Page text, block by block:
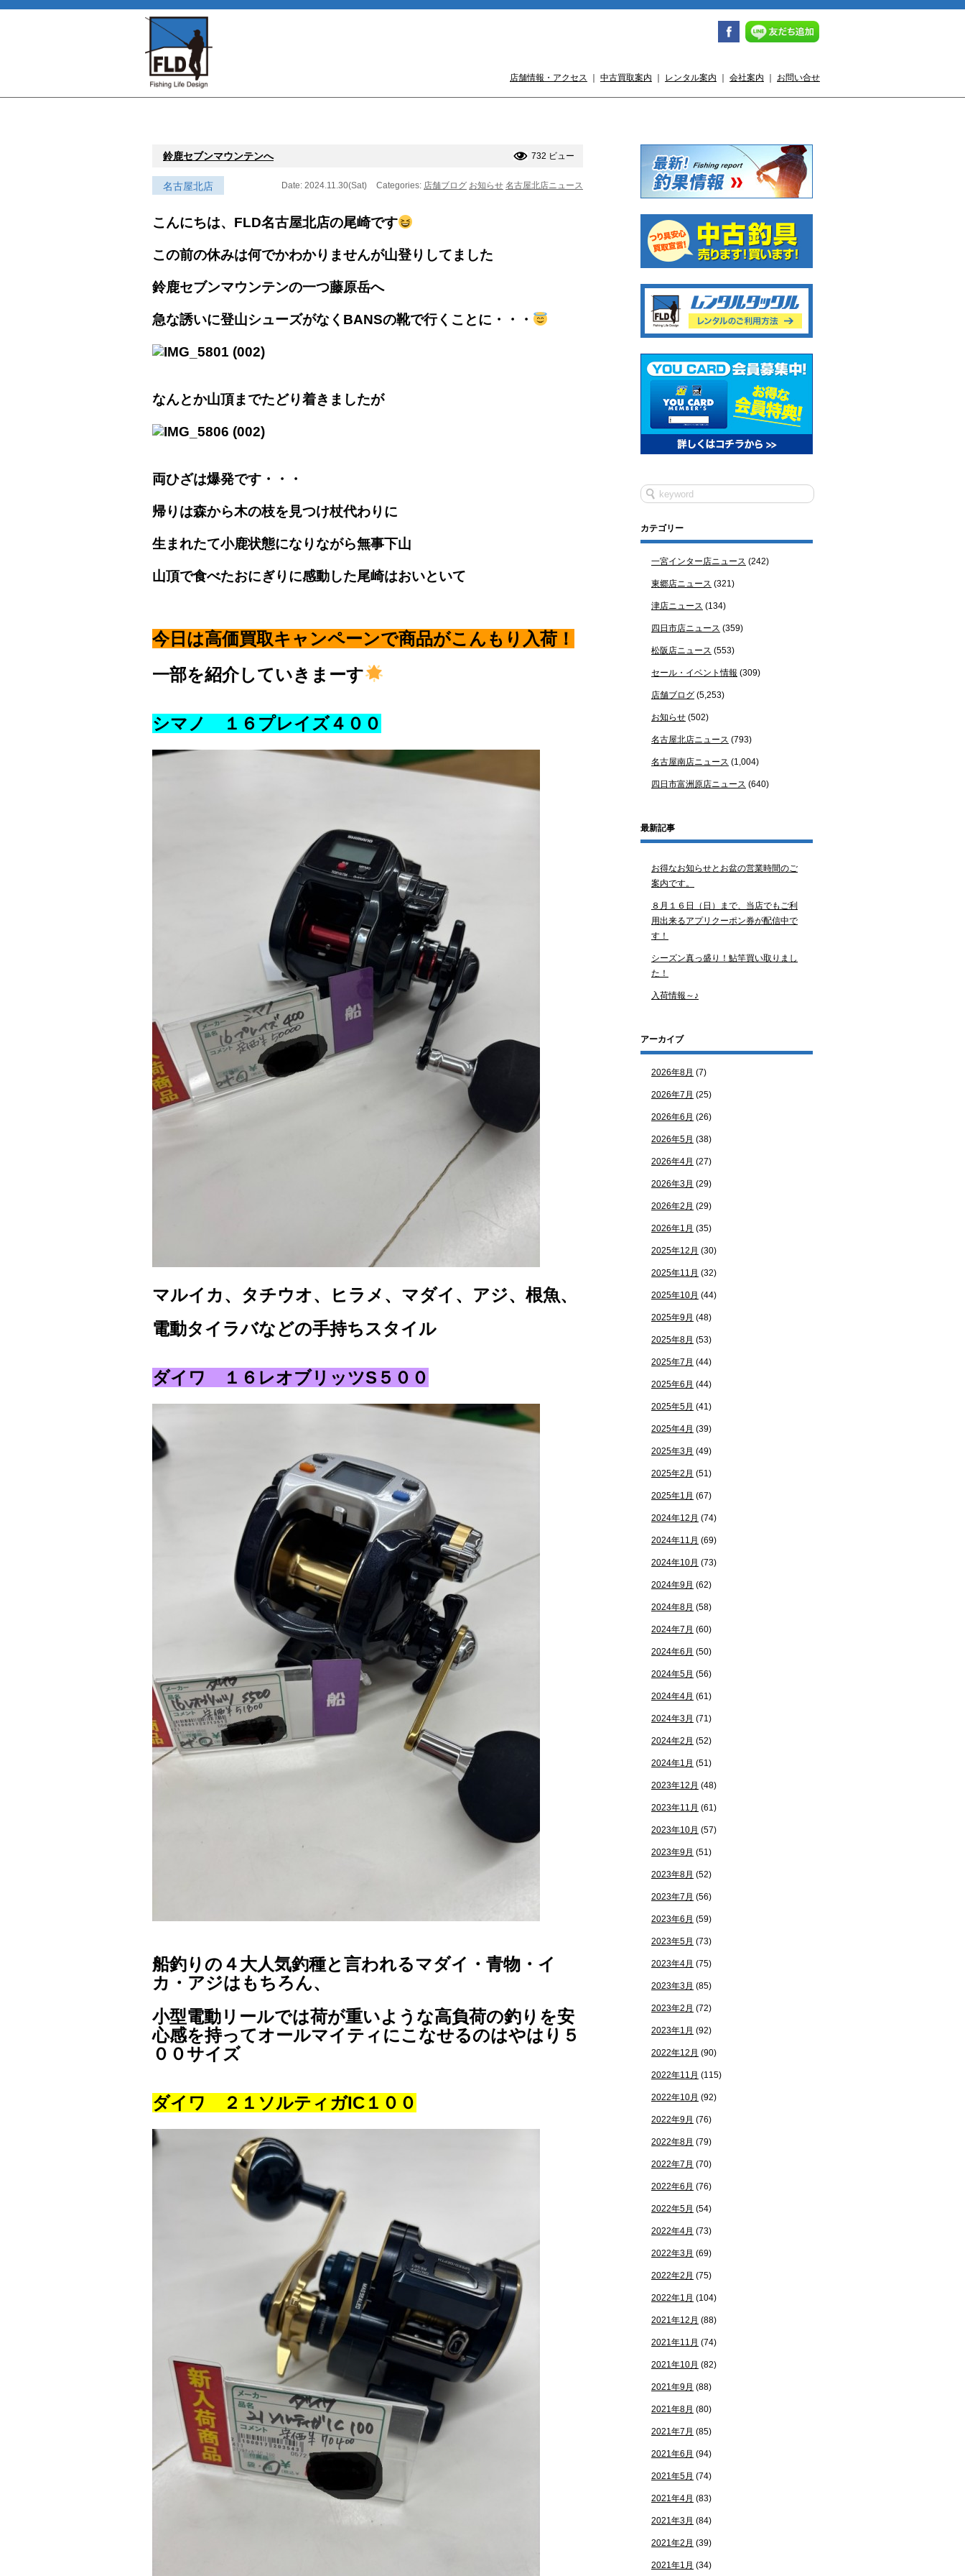
店舗情報・アクセス 中古買取案内 レンタル案内 会社案内 お問い合せ
鈴鹿セブンマウンテンへ 732 ビュー
名古屋北店 Date: 2024.11.30(Sat) Categories: 店舗ブログ お知らせ 名古屋北店ニュース
こんにちは、FLD名古屋北店の尾崎です
この前の休みは何でかわかりませんが山登りしてました
鈴鹿セブンマウンテンの一つ藤原岳へ
急な誘いに登山シューズがなくBANSの靴で行くことに・・・
なんとか山頂までたどり着きましたが
両ひざは爆発です・・・
帰りは森から木の枝を見つけ杖代わりに
生まれたて小鹿状態になりながら無事下山
山頂で食べたおにぎりに感動した尾崎はおいといて
今日は高価買取キャンペーンで商品がこんもり入荷！
一部を紹介していきまーす
シマノ １６プレイズ４００
マルイカ、タチウオ、ヒラメ、マダイ、アジ、根魚、
電動タイラバなどの手持ちスタイル
ダイワ １６レオブリッツS５００
船釣りの４大人気釣種と言われるマダイ・青物・イ
カ・アジはもちろん、
小型電動リールでは荷が重いような高負荷の釣りを安
心感を持ってオールマイティにこなせるのはやはり５
００サイズ
ダイワ ２１ソルティガIC１００
カテゴリー
一宮インター店ニュース (242)
東郷店ニュース (321)
津店ニュース (134)
四日市店ニュース (359)
松阪店ニュース (553)
セール・イベント情報 (309)
店舗ブログ (5,253)
お知らせ (502)
名古屋北店ニュース (793)
名古屋南店ニュース (1,004)
四日市富洲原店ニュース (640)
最新記事
お得なお知らせとお盆の営業時間のご
案内です。
８月１６日（日）まで、当店でもご利
用出来るアプリクーポン券が配信中で
す！
シーズン真っ盛り！鮎竿買い取りまし
た！
入荷情報～♪
アーカイブ
2026年8月 (7)
2026年7月 (25)
2026年6月 (26)
2026年5月 (38)
2026年4月 (27)
2026年3月 (29)
2026年2月 (29)
2026年1月 (35)
2025年12月 (30)
2025年11月 (32)
2025年10月 (44)
2025年9月 (48)
2025年8月 (53)
2025年7月 (44)
2025年6月 (44)
2025年5月 (41)
2025年4月 (39)
2025年3月 (49)
2025年2月 (51)
2025年1月 (67)
2024年12月 (74)
2024年11月 (69)
2024年10月 (73)
2024年9月 (62)
2024年8月 (58)
2024年7月 (60)
2024年6月 (50)
2024年5月 (56)
2024年4月 (61)
2024年3月 (71)
2024年2月 (52)
2024年1月 (51)
2023年12月 (48)
2023年11月 (61)
2023年10月 (57)
2023年9月 (51)
2023年8月 (52)
2023年7月 (56)
2023年6月 (59)
2023年5月 (73)
2023年4月 (75)
2023年3月 (85)
2023年2月 (72)
2023年1月 (92)
2022年12月 (90)
2022年11月 (115)
2022年10月 (92)
2022年9月 (76)
2022年8月 (79)
2022年7月 (70)
2022年6月 (76)
2022年5月 (54)
2022年4月 (73)
2022年3月 (69)
2022年2月 (75)
2022年1月 (104)
2021年12月 (88)
2021年11月 (74)
2021年10月 (82)
2021年9月 (88)
2021年8月 (80)
2021年7月 (85)
2021年6月 (94)
2021年5月 (74)
2021年4月 (83)
2021年3月 (84)
2021年2月 (39)
2021年1月 (34)